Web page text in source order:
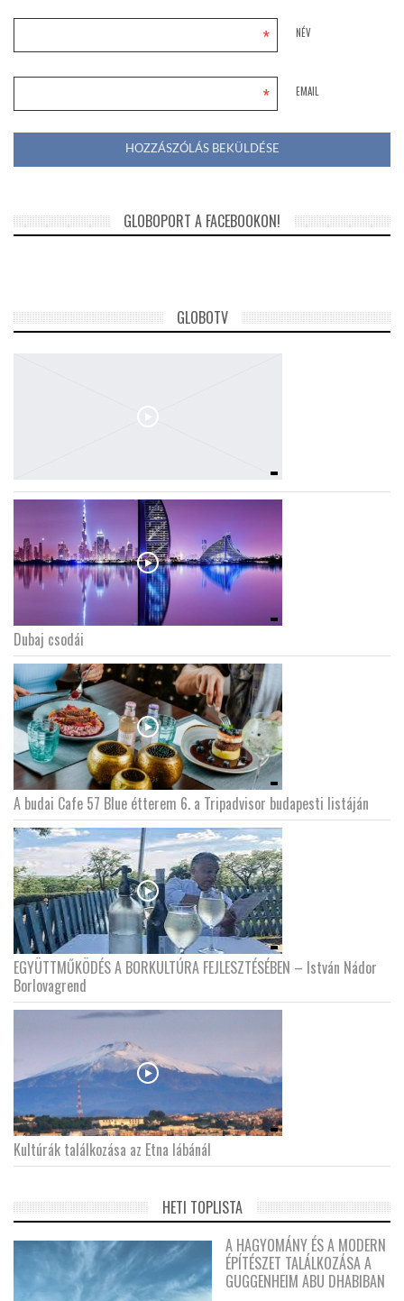
NÉV
*
EMAIL
*
GLOBOPORT A FACEBOOKON!
GLOBOTV
Dubaj csodái
A budai Cafe 57 Blue étterem 6. a Tripadvisor budapesti listáján
EGYÜTTMŰKÖDÉS A BORKULTÚRA FEJLESZTÉSÉBEN – István Nádor
Borlovagrend
Kultúrák találkozása az Etna lábánál
HETI TOPLISTA
A HAGYOMÁNY ÉS A MODERN
ÉPÍTÉSZET TALÁLKOZÁSA A
GUGGENHEIM ABU DHABIBAN